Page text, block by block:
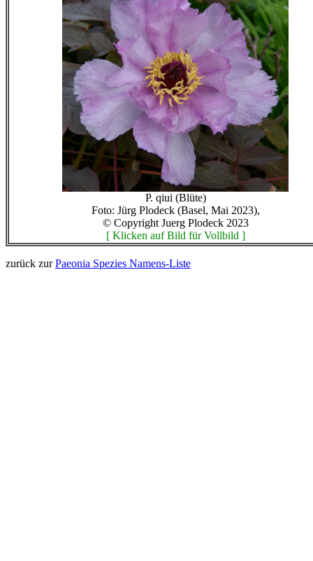
P. qiui (Blüte)
Foto: Jürg Plodeck (Basel, Mai 2023),
© Copyright Juerg Plodeck 2023
[ Klicken auf Bild für Vollbild ]
zurück zurPaeonia Spezies Namens-Liste